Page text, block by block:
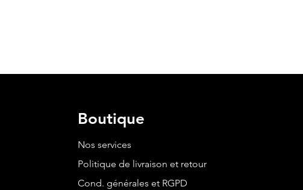
Boutique
Nos services
Politique de livraison et retour
Cond. générales et RGPD